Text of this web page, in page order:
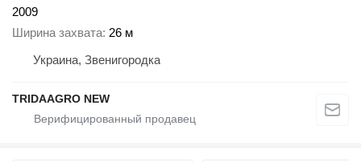
2009
Ширина захвата 26 м
Украина, Звенигородка
TRIDAAGRO NEW